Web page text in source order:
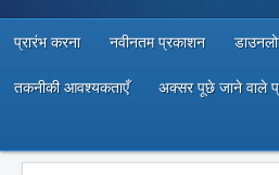
डेवलपर संसाधन
प्रारंभ करना नवीनतम प्रकाशन
तकनीकी आवश्यकताएँ अक्सर पूछे जाने वाले